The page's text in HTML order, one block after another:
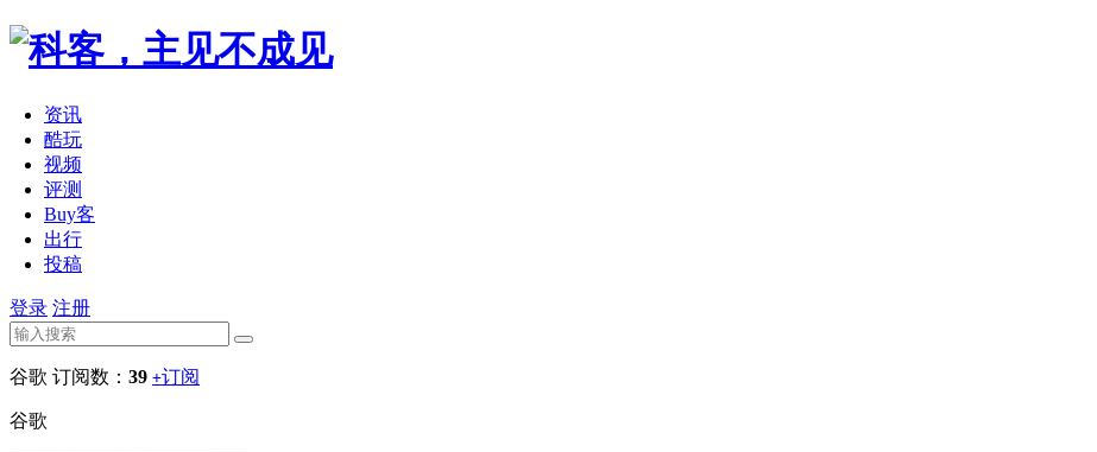
资讯
酷玩
视频
评测
Buy客
出行
投稿
登录 注册
谷歌 订阅数： 39 +订阅
谷歌